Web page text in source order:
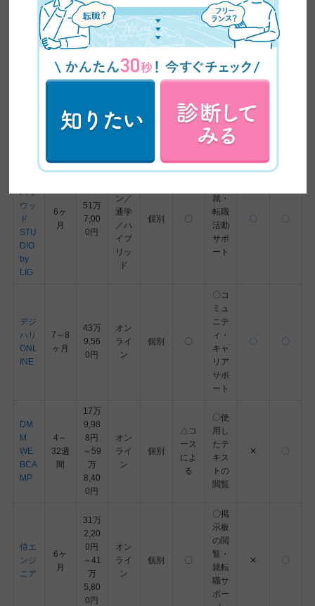
12ヶ
月
～83
万
5,73
6円
／オ
ンデ
マン
個別 〇
スト
見放
題
〇
1年
ポー
ト期
9,80
0円
ン
△別
ース
の受
動画
まで
見放
題
〇
ハリ
ウッ
ド
STU
DIO
by
LIG
6ヶ
月
51万
7,00
0円
オン
ン／
通学
／ハ
イブ
リッ
ド
個別 〇
就・
転職
活動
サポ
ート
〇 〇
デジ
ハリ
ONL
INE
7～8
ヶ月
43万
9,56
0円
オン
ライ
ン
個別 〇
〇コ
ミュ
ニテ
ィ・
キャ
リア
サポ
ート
〇 〇
DM
M
WE
BCA
MP
4～
32週
間
17万
9,98
8円
～59
万
8,40
0円
オン
ライ
ン
個別
△コ
ース
によ
る
〇使
用し
たテ
キス
トの
閲覧
✕ 〇
侍エ
ンジ
ニア
6ヶ
月
31万
2,20
0円
～41
万
5,80
0円
オン
ライ
ン
個別 〇
〇掲
示板
の閲
覧・
就転
職サ
ポー
✕ 〇